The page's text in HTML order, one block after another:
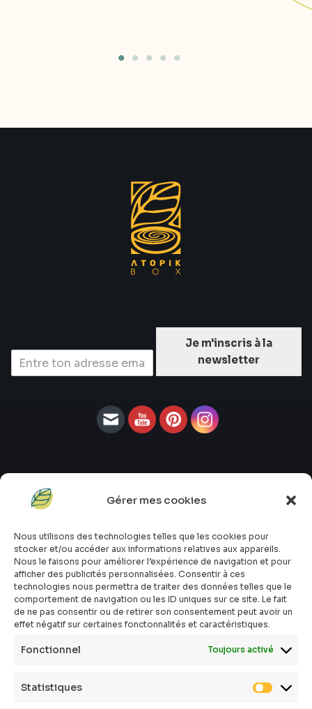
Gérer mes cookies
Nous utilisons des technologies telles que les cookies pour
stocker et/ou accéder aux informations relatives aux appareils.
Nous le faisons pour améliorer l’expérience de navigation et pour
afficher des publicités personnalisées. Consentir à ces
technologies nous permettra de traiter des données telles que le
comportement de navigation ou les ID uniques sur ce site. Le fait
de ne pas consentir ou de retirer son consentement peut avoir un
effet négatif sur certaines fonctonnalités et caractéristiques.
Fonctionnel Toujours activé
Statistiques
Je m'inscris à la
newsletter
#atopik_fr
#atopik_tests
#atopik_community
Qui sommes-nous ?
Mon compte
Contact
E-shop
Toutes les box